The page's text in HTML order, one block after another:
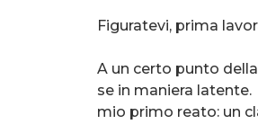
Figuratevi, prima
A un certo punto
se in maniera
mio primo reato: un